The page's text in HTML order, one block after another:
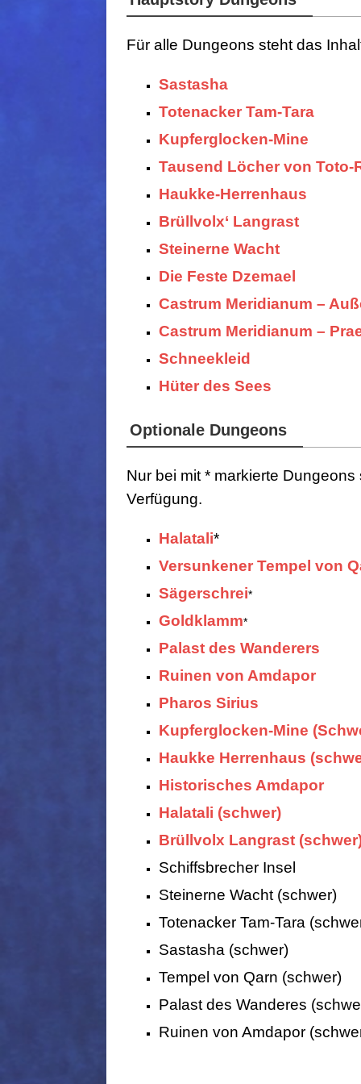
Für alle Dungeons steht das
Sastasha
Totenacker Tam-Tara
Kupferglocken-Mine
Tausend Löcher von Toto-
Haukke-Herrenhaus
Brüllvolx‘ Langrast
Steinerne Wacht
Die Feste Dzemael
Castrum Meridianum –
Castrum Meridianum –
Schneekleid
Hüter des Sees
Optionale Dungeons
Nur bei mit * markierte
Verfügung.
Halatali*
Versunkener Tempel von
Sägerschrei*
Goldklamm*
Palast des Wanderers
Ruinen von Amdapor
Pharos Sirius
Kupferglocken-Mine
Haukke Herrenhaus
Historisches Amdapor
Halatali (schwer)
Brüllvolx Langrast
Schiffsbrecher Insel
Steinerne Wacht (schwer)
Totenacker Tam-Tara
Sastasha (schwer)
Tempel von Qarn (schwer)
Palast des Wanderes
Ruinen von Amdapor